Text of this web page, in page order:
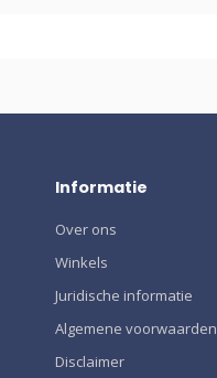
Informatie
Over ons
Winkels
Juridische informatie
Algemene voorwaarden
Disclaimer